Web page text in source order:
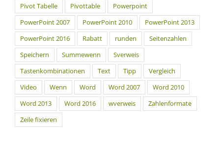
Pivot Tabelle
Pivottable
Powerpoint
PowerPoint 2007
PowerPoint 2010
PowerPoint 2013
PowerPoint 2016
Rabatt runden
Seitenzahlen
Speichern
Summewenn
Sverweis
Tastenkombinationen
Text Tipp
Vergleich
Video
Wenn Word Word 2007
Word 2010
Word 2013
Word 2016 wverweis
Zahlenformate
Zeile fixieren